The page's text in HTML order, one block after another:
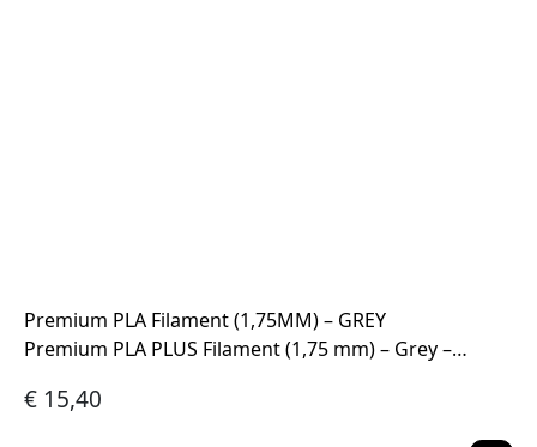
Premium PLA Filament (1,75MM) – GREY
Premium PLA PLUS Filament (1,75 mm) – Grey –…
€ 15,40